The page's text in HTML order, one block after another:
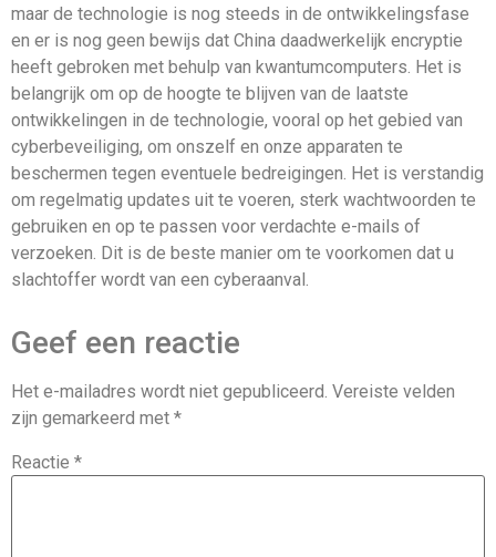
maar de technologie is nog steeds in de ontwikkelingsfase
en er is nog geen bewijs dat China daadwerkelijk encryptie
heeft gebroken met behulp van kwantumcomputers. Het is
belangrijk om op de hoogte te blijven van de laatste
ontwikkelingen in de technologie, vooral op het gebied van
cyberbeveiliging, om onszelf en onze apparaten te
beschermen tegen eventuele bedreigingen. Het is verstandig
om regelmatig updates uit te voeren, sterk wachtwoorden te
gebruiken en op te passen voor verdachte e-mails of
verzoeken. Dit is de beste manier om te voorkomen dat u
slachtoffer wordt van een cyberaanval.
Geef een reactie
Het e-mailadres wordt niet gepubliceerd. Vereiste velden
zijn gemarkeerd met *
Reactie *